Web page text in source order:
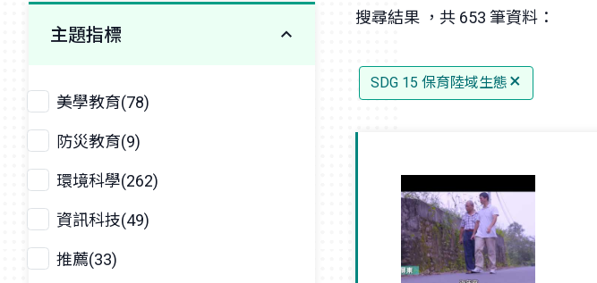
主題指標
美學教育(78)
防災教育(9)
環境科學(262)
資訊科技(49)
推薦(33)
搜尋結果 ，共 653 筆資料：
SDG 15 保育陸域生態